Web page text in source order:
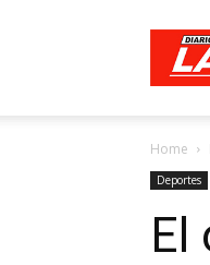
Diario
Región
Home
Deportes
El